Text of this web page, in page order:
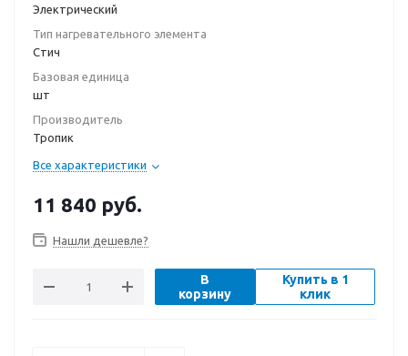
Электрический
Тип нагревательного элемента
Стич
Базовая единица
шт
Производитель
Тропик
Все характеристики
11 840 руб.
Нашли дешевле?
В
корзину
Купить в 1
клик